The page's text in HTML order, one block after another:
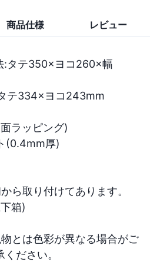
商品仕様 レビュー
:タテ350×ヨコ260×幅
テ334×ヨコ243mm
ラッピング)
(0.4mm厚)
ら取り付けてあります。
箱)
とは色彩が異なる場合がご
ださい。